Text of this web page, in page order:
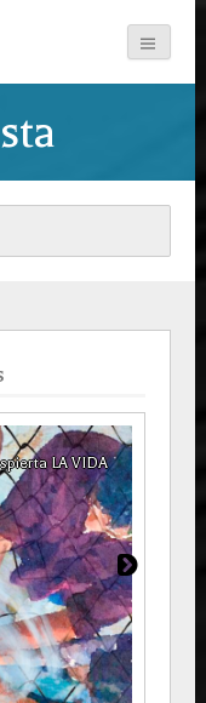
LA VIDA